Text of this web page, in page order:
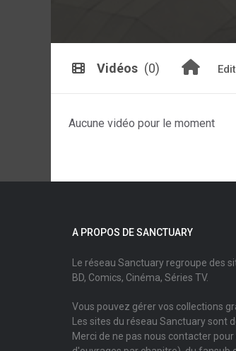
Vidéos (0)
Aucune vidéo pour le moment
A PROPOS DE SANCTUARY
Le réseau Sanctuary regroupe des
BD, Comics, Cinéma, Séries TV.
Vous pouvez gérer vos collections
Les sites du réseau Sanctuary
Merci de ne pas nous contacter